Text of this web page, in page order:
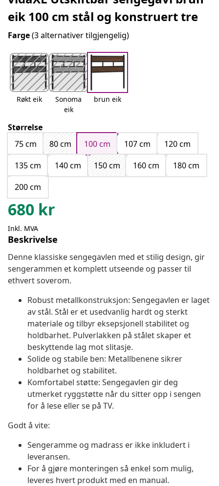
eik 100 cm stål og konstruert tre
Farge(3 alternativer tilgjengelig)
Røkt eik
Sonoma
eik
brun eik
Størrelse
75 cm
80 cm 100 cm 107 cm
120 cm
135 cm
140 cm 150 cm 160 cm
180 cm
200 cm
680 kr
Inkl. MVA
Beskrivelse
Denne klassiske sengegavlen med et stilig design, gir
sengerammen et komplett utseende og passer til
ethvert soverom.
Robust metallkonstruksjon: Sengegavlen er laget
av stål. Stål er et usedvanlig hardt og sterkt
materiale og tilbyr eksepsjonell stabilitet og
holdbarhet. Pulverlakken på stålet skaper et
beskyttende lag mot slitasje.
Solide og stabile ben: Metallbenene sikrer
holdbarhet og stabilitet.
Komfortabel støtte: Sengegavlen gir deg
utmerket ryggstøtte når du sitter opp i sengen
for å lese eller se på TV.
Godt å vite:
Sengeramme og madrass er ikke inkludert i
leveransen.
For å gjøre monteringen så enkel som mulig,
leveres hvert produkt med en manual.